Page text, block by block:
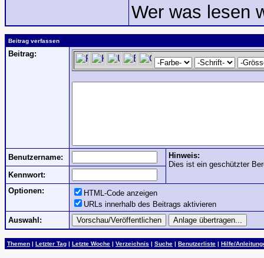
Wer was lesen
Beitrag verfassen
Beitrag:
Benutzername:
Hinweis:
Dies ist ein geschützter
Kennwort:
Optionen:
HTML-Code anzeigen
URLs innerhalb des Beitrags aktivieren
Auswahl:
Themen | Letzter Tag | Letzte Woche | Verzeichnis | Suche | Benutzerliste | Hilfe/